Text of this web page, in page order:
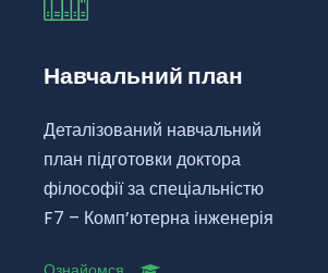
Навчальний план
Деталізований навчальний
план підготовки доктора
філософії за спеціальністю
F7 – Комп’ютерна інженерія